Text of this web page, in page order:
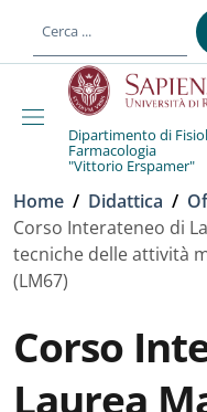
al contenuto
Dipartimento di
Farmacologia
"Vittorio Erspamer"
Briciole di pane
Home / Didattica /
Corso Interateneo di
tecniche delle attività
(LM67)
Corso
Laurea